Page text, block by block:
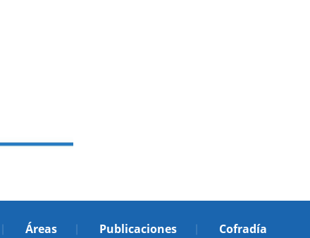
Áreas Publicaciones
Cofradía